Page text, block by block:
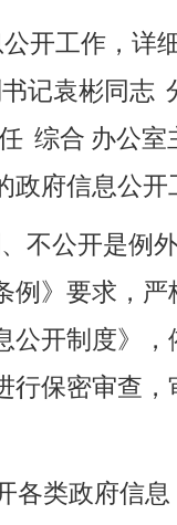
开工作，详
记袁彬同志
综合 办公室
府信息公开
不公开是例
例》要求，严
公开制度》，
行保密审查，
各类政府信息